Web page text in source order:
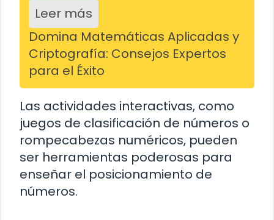
Leer más
Domina Matemáticas Aplicadas y
Criptografía: Consejos Expertos
para el Éxito
Las actividades interactivas, como
juegos de clasificación de números o
rompecabezas numéricos, pueden
ser herramientas poderosas para
enseñar el posicionamiento de
números.